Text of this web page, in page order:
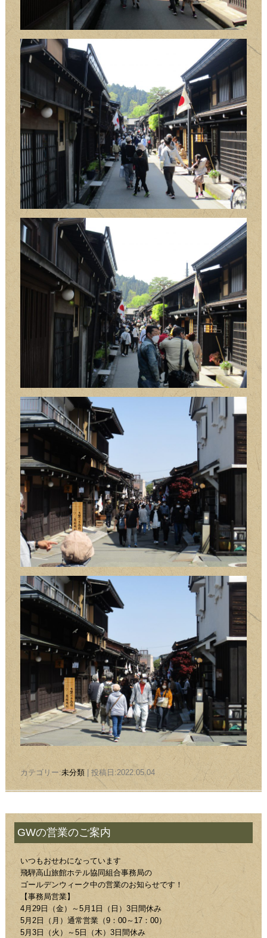
カテゴリー:未分類| 投稿日:2022.05.04
GWの営業のご案内
いつもおせわになっています
飛騨高山旅館ホテル協同組合事務局の
ゴールデンウィーク中の営業のお知らせです！
【事務局営業】
4月29日（金）～5月1日（日）3日間休み
5月2日（月）通常営業（9：00～17：00）
5月3日（火）～5日（木）3日間休み